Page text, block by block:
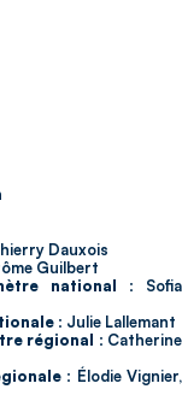
Dauxois
Guilbert
national : Sofia
: Julie Lallemant
régional : Catherine
: Élodie Vignier,